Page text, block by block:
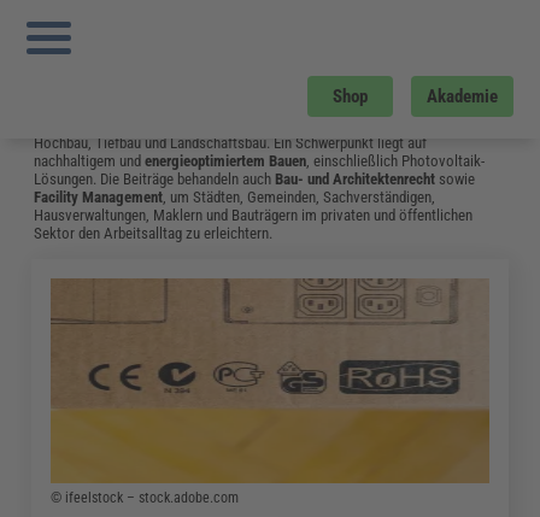
Shop Akademie
Sie sind hier:
Instandhaltung
Bau und Gebäudemanagement
Vom Neubau bis hin zum Umgang mit Bauschäden: Das Fachwissen aus dem
Hochbau, Tiefbau und Landschaftsbau. Ein Schwerpunkt liegt auf
nachhaltigem undenergieoptimiertem Bauen, einschließlich Photovoltaik-
Lösungen. Die Beiträge behandeln auch Bau- und Architektenrecht sowie
Facility Management, um Städten, Gemeinden, Sachverständigen,
Hausverwaltungen, Maklern und Bauträgern im privaten und öffentlichen
Sektor den Arbeitsalltag zu erleichtern.
© ifeelstock – stock.adobe.com